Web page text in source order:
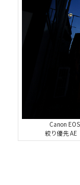
Canon
絞り優先